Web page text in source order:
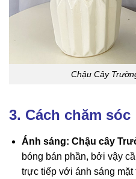
Chậu Cây
3. Cách chăm sóc
Ánh sáng: Chậu cây
bóng bán phần, bởi vậy
trực tiếp với ánh sáng